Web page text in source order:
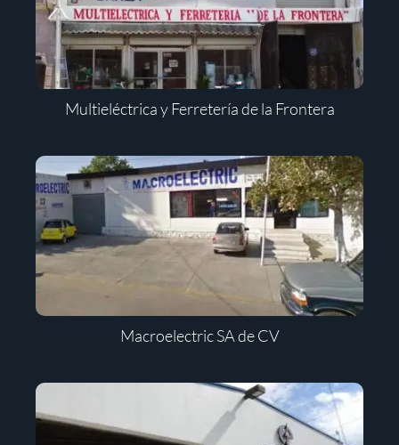
Multieléctrica y Ferretería de la Frontera
Macroelectric SA de CV